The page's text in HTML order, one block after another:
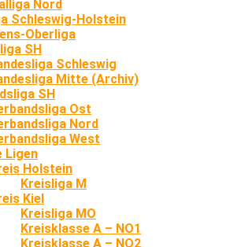
Nord
Schleswig-Holstein
Oberliga
SH
Schleswig
Mitte (Archiv)
SH
Ost
Nord
West
Ligen
Holstein
Kreisliga M
Kiel
Kreisliga MO
Kreisklasse A – NO1
Kreisklasse A – NO2